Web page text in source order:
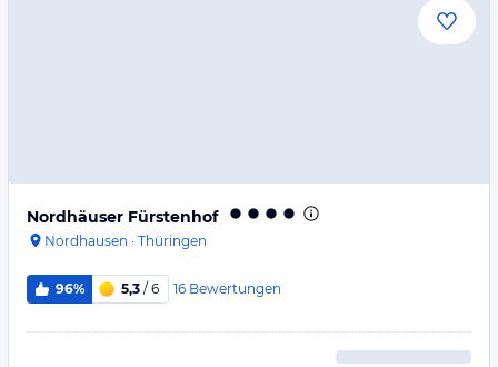
Nordhäuser Fürstenhof
Nordhausen · Thüringen
96% 5,3 / 6 16 Bewertungen